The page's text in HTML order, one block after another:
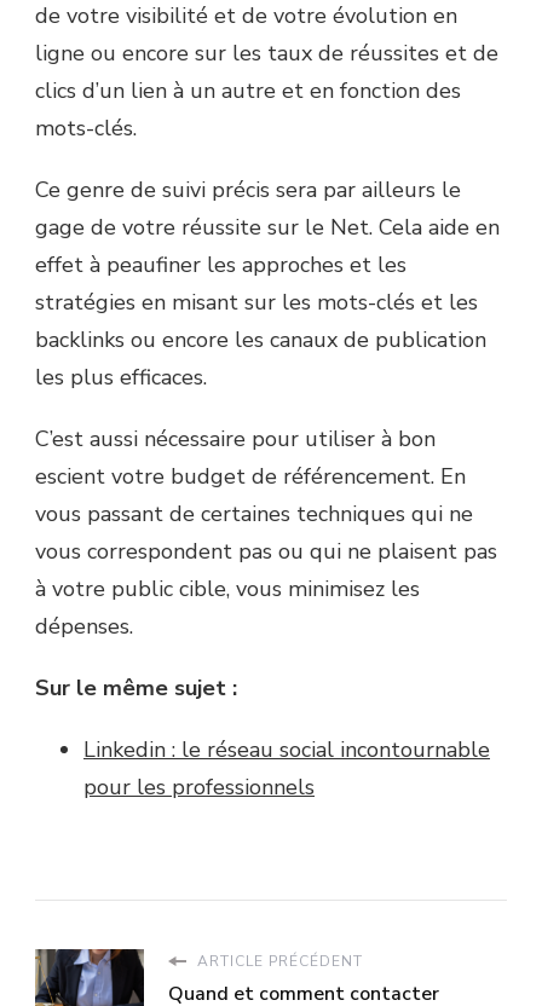
de votre visibilité et de votre évolution en
ligne ou encore sur les taux de réussites et de
clics d’un lien à un autre et en fonction des
mots-clés.
Ce genre de suivi précis sera par ailleurs le
gage de votre réussite sur le Net. Cela aide en
effet à peaufiner les approches et les
stratégies en misant sur les mots-clés et les
backlinks ou encore les canaux de publication
les plus efficaces.
C’est aussi nécessaire pour utiliser à bon
escient votre budget de référencement. En
vous passant de certaines techniques qui ne
vous correspondent pas ou qui ne plaisent pas
à votre public cible, vous minimisez les
dépenses.
Sur le même sujet :
Linkedin : le réseau social incontournable
pour les professionnels
ARTICLE PRÉCÉDENT
Quand et comment contacter